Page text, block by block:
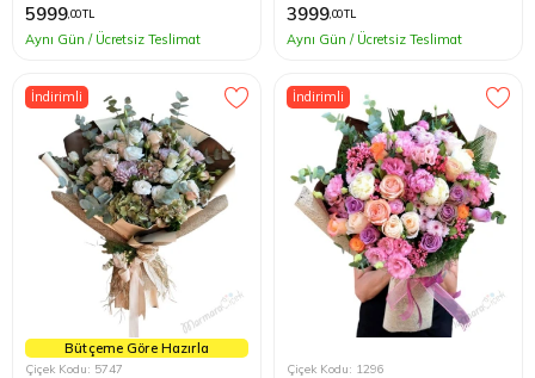
5999,00 TL
Aynı Gün / Ücretsiz Teslimat
3999,00 TL
Aynı Gün / Ücretsiz Teslimat
İndirimli
Bütçeme Göre Hazırla
Çiçek Kodu: 5747
İndirimli
Çiçek Kodu: 1296